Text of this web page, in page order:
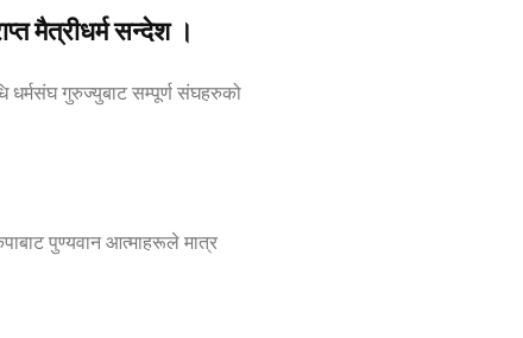
मैत्रीधर्म सन्देश ।
धर्मसंघ गुरुज्युबाट सम्पूर्ण संघहरुको
पुण्यवान आत्माहरूले मात्र